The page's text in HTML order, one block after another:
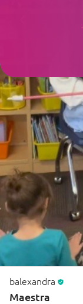
balexandra
Maestra